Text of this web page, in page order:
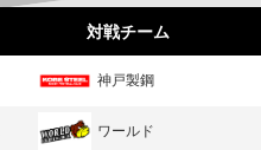
対戦チーム
神戸製鋼
ワールド